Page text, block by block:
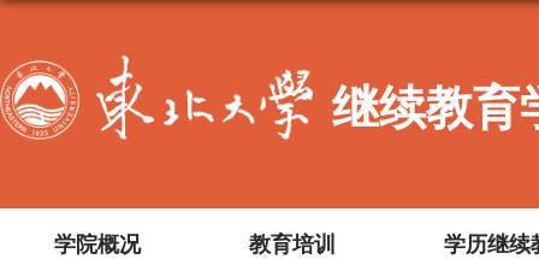
继续教育
学院概况 教育培训 学历继续